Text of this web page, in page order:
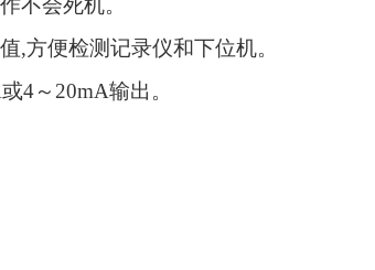
不会死机。
,方便检测记录仪和下位机。
4～20mA输出。